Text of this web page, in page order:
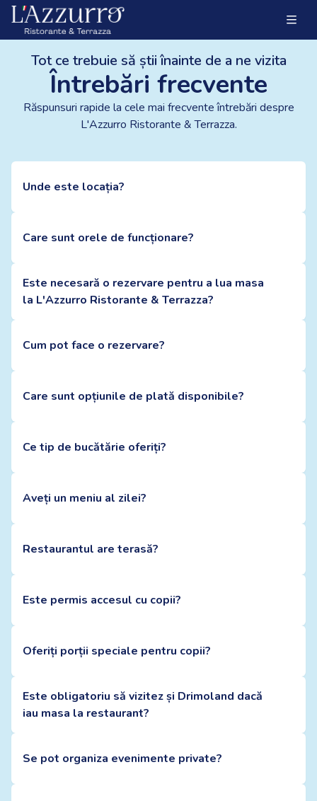
Tot ce trebuie să știi înainte de a ne vizita
Întrebări frecvente
Răspunsuri rapide la cele mai frecvente întrebări despre
L'Azzurro Ristorante & Terrazza.
Unde este locația?
Care sunt orele de funcționare?
Este necesară o rezervare pentru a lua masa
la L'Azzurro Ristorante & Terrazza?
Cum pot face o rezervare?
Care sunt opțiunile de plată disponibile?
Ce tip de bucătărie oferiți?
Aveți un meniu al zilei?
Restaurantul are terasă?
Este permis accesul cu copii?
Oferiți porții speciale pentru copii?
Este obligatoriu să vizitez și Drimoland dacă
iau masa la restaurant?
Se pot organiza evenimente private?